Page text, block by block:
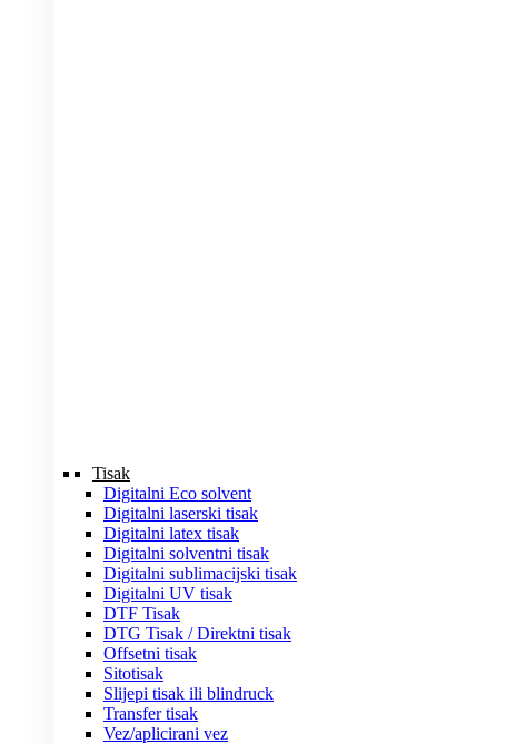
Tisak
Digitalni Eco solvent
Digitalni laserski tisak
Digitalni latex tisak
Digitalni solventni tisak
Digitalni sublimacijski tisak
Digitalni UV tisak
DTF Tisak
DTG Tisak / Direktni tisak
Offsetni tisak
Sitotisak
Slijepi tisak ili blindruck
Transfer tisak
Vez/aplicirani vez